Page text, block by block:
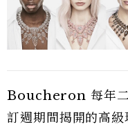
Boucheron 每年二
訂週期間揭開的高